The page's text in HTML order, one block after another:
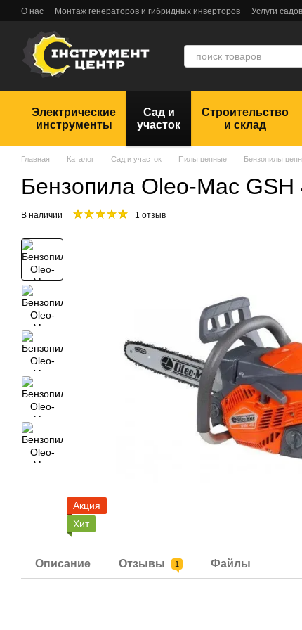
Перейти к основному контенту
О нас Монтаж генераторов и гибридных инверторов Услуги
Электрические
инструменты
Сад и
участок
Строительство
и склад
Главная Каталог Сад и участок Пилы цепные Бензопилы
Бензопила Oleo-Mac GSH
В наличии 1 отзыв
Акция
Хит
Описание Отзывы 1 Файлы